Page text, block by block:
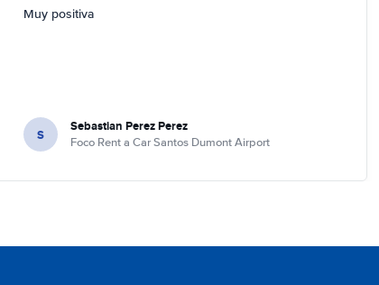
Muy positiva
S Sebastian Perez Perez
Foco Rent a Car Santos Dumont Airport